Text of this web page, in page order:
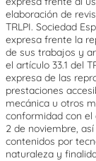
elaboración de
TRLPI. Sociedad
expresa frente la
de sus trabajos y
el artículo 33.1 del
expresa de las
prestaciones
mecánica u otros
conformidad con el
2 de noviembre,
contenidos por
naturaleza y